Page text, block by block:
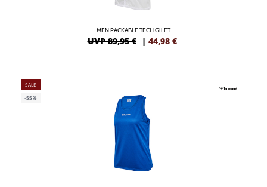
MEN PACKABLE TECH GILET
UVP 89,95 € | 44,98 €
SALE
-55%